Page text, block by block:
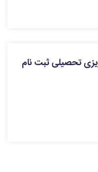
ریزی تحصیلی ثبت نام